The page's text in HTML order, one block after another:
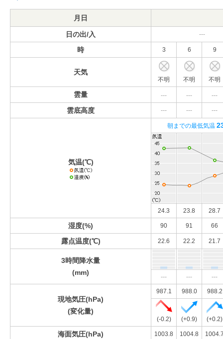
月日
日の出/入 ---
時 3 6 9
天気
不明 不明 不明
雲量 --- --- ---
雲底高度 --- --- ---
気温(℃)
朝までの最低気温
24.3 23.8 28.7
湿度(%) 90 91 66
露点温度(℃) 22.6 22.2 21.7
3時間降水量
(mm)
--- --- ---
現地気圧(hPa)
(変化量)
987.1 988.0 988.2
(-0.2) (+0.9) (+0.2)
海面気圧(hPa) 1003.8 1004.8